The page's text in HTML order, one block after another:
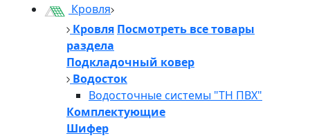
Кровля
Кровля Посмотреть все товары
раздела
Подкладочный ковер
Водосток
Водосточные системы "ТН ПВХ"
Комплектующие
Шифер